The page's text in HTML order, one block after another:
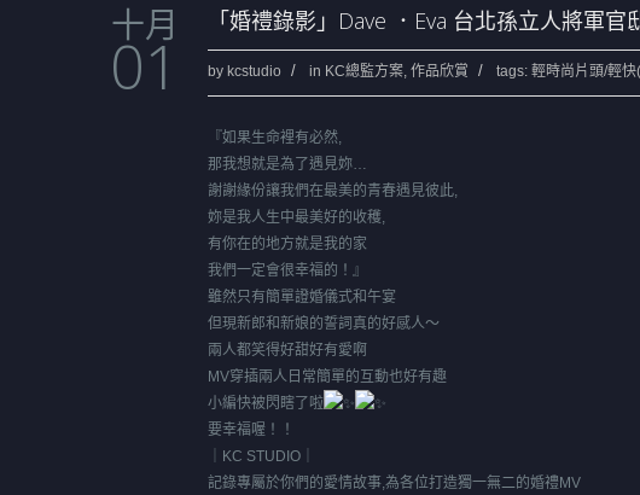
十月
01
「婚禮錄影」Dave ．Eva 台北孫立人將軍
by kcstudio in KC總監方案, 作品欣賞 tags: 輕時尚片頭/輕快
『如果生命裡有必然,
那我想就是為了遇見妳…
謝謝緣份讓我們在最美的青春遇見彼此,
妳是我人生中最美好的收穫,
有你在的地方就是我的家
我們一定會很幸福的 ！』
雖然只有簡單證婚儀式和午宴
但現新郎和新娘的誓詞真的好感人～
兩人都笑得好甜好有愛啊
MV穿插兩人日常簡單的互動也好有趣
小編快被閃瞎了啦
要幸福喔！！
｜KC STUDIO｜
記錄專屬於你們的愛情故事,為各位打造獨一無二的婚禮MV